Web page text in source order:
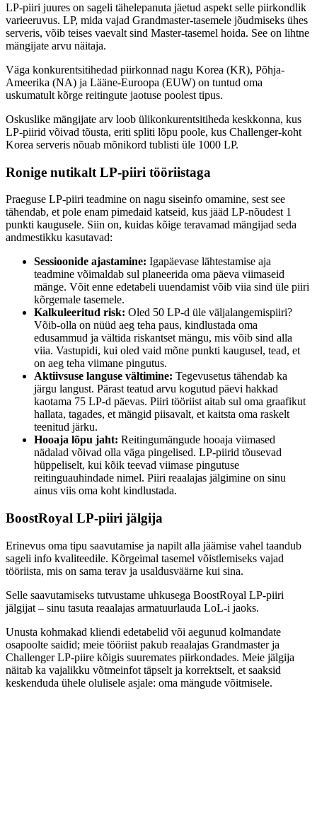
LP-piiri juures on sageli tähelepanuta jäetud aspekt selle piirkondlik
varieeruvus. LP, mida vajad Grandmaster-tasemele jõudmiseks ühes
serveris, võib teises vaevalt sind Master-tasemel hoida. See on lihtne
mängijate arvu näitaja.
Väga konkurentsitihedad piirkonnad nagu Korea (KR), Põhja-
Ameerika (NA) ja Lääne-Euroopa (EUW) on tuntud oma
uskumatult kõrge reitingute jaotuse poolest tipus.
Oskuslike mängijate arv loob ülikonkurentsitiheda keskkonna, kus
LP-piirid võivad tõusta, eriti spliti lõpu poole, kus Challenger-koht
Korea serveris nõuab mõnikord tublisti üle 1000 LP.
Ronige nutikalt LP-piiri tööriistaga
Praeguse LP-piiri teadmine on nagu siseinfo omamine, sest see
tähendab, et pole enam pimedaid katseid, kus jääd LP-nõudest 1
punkti kaugusele. Siin on, kuidas kõige teravamad mängijad seda
andmestikku kasutavad:
Sessioonide ajastamine: Igapäevase lähtestamise aja
teadmine võimaldab sul planeerida oma päeva viimaseid
mänge. Võit enne edetabeli uuendamist võib viia sind üle piiri
kõrgemale tasemele.
Kalkuleeritud risk: Oled 50 LP-d üle väljalangemispiiri?
Võib-olla on nüüd aeg teha paus, kindlustada oma
edusammud ja vältida riskantset mängu, mis võib sind alla
viia. Vastupidi, kui oled vaid mõne punkti kaugusel, tead, et
on aeg teha viimane pingutus.
Aktiivsuse languse vältimine: Tegevusetus tähendab ka
järgu langust. Pärast teatud arvu kogutud päevi hakkad
kaotama 75 LP-d päevas. Piiri tööriist aitab sul oma graafikut
hallata, tagades, et mängid piisavalt, et kaitsta oma raskelt
teenitud järku.
Hooaja lõpu jaht: Reitingumängude hooaja viimased
nädalad võivad olla väga pingelised. LP-piirid tõusevad
hüppeliselt, kui kõik teevad viimase pingutuse
reitinguauhindade nimel. Piiri reaalajas jälgimine on sinu
ainus viis oma koht kindlustada.
BoostRoyal LP-piiri jälgija
Erinevus oma tipu saavutamise ja napilt alla jäämise vahel taandub
sageli info kvaliteedile. Kõrgeimal tasemel võistlemiseks vajad
tööriista, mis on sama terav ja usaldusväärne kui sina.
Selle saavutamiseks tutvustame uhkusega BoostRoyal LP-piiri
jälgijat – sinu tasuta reaalajas armatuurlauda LoL-i jaoks.
Unusta kohmakad kliendi edetabelid või aegunud kolmandate
osapoolte saidid; meie tööriist pakub reaalajas Grandmaster ja
Challenger LP-piire kõigis suuremates piirkondades. Meie jälgija
näitab ka vajalikku võtmeinfot täpselt ja korrektselt, et saaksid
keskenduda ühele olulisele asjale: oma mängude võitmisele.